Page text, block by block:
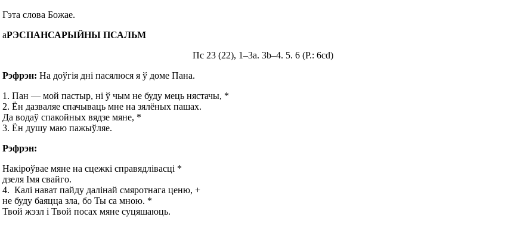
Гэта слова Божае.
аРЭСПАНСАРЫЙНЫ ПСАЛЬМ
Пс 23 (22), 1–3а. 3b–4. 5. 6 (Р.: 6cd)
Рэфрэн: На доўгія дні пасялюся я ў доме Пана.
1. Пан — мой пастыр, ні ў чым не буду мець нястачы, *
2. Ён дазваляе спачываць мне на зялёных пашах.
Да водаў спакойных вядзе мяне, *
3. Ён душу маю пажыўляе.
Рэфрэн:
Накіроўвае мяне на сцежкі справядлівасці *
дзеля Імя свайго.
4. Калі нават пайду далінай смяротнага ценю, +
не буду баяцца зла, бо Ты са мною. *
Твой жэзл і Твой посах мяне суцяшаюць.